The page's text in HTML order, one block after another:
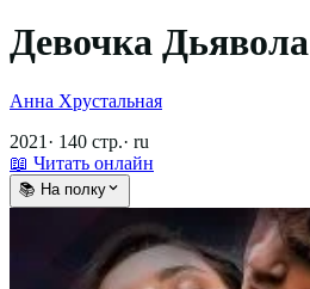
Девочка Дьявола
Анна Хрустальная
2021 · 140 стр.· ru
📖 Читать онлайн
📚 На полку